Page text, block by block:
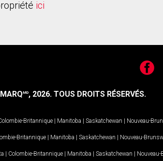
ici
MD, 2026. TOUS DROITS RÉSERVÉS.
Britannique | Manitoba | Saskatchewan | Nouveau-
Britannique | Manitoba | Saskatchewan | Nouveau-
| Colombie-Britannique | Manitoba | Saskatchewan |